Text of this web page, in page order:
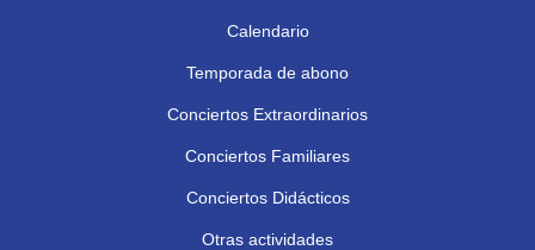
Calendario
Temporada de abono
Conciertos Extraordinarios
Conciertos Familiares
Conciertos Didácticos
Otras actividades